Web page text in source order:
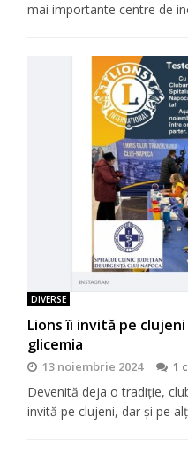
mai importante centre de
DIVERSE
Lions îi invită pe
glicemia
13 noiembrie 2024 1
Devenită deja o tradiţie,
invită pe clujeni, dar şi pe